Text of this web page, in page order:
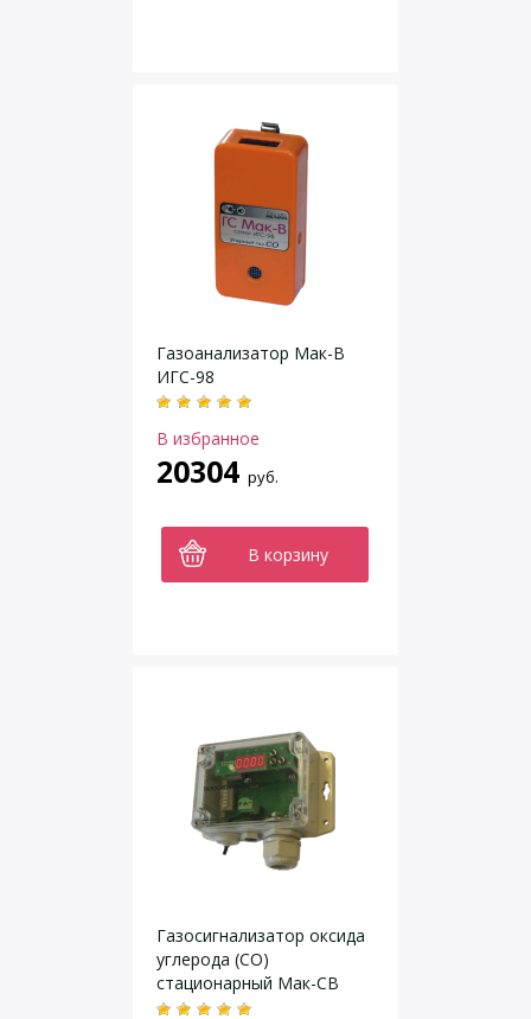
Газоанализатор Мак-В
ИГС-98
В избранное
20304 руб.
В корзину
Газосигнализатор оксида
углерода (CO)
стационарный Мак-СВ
ИГС-98 исполнение 011